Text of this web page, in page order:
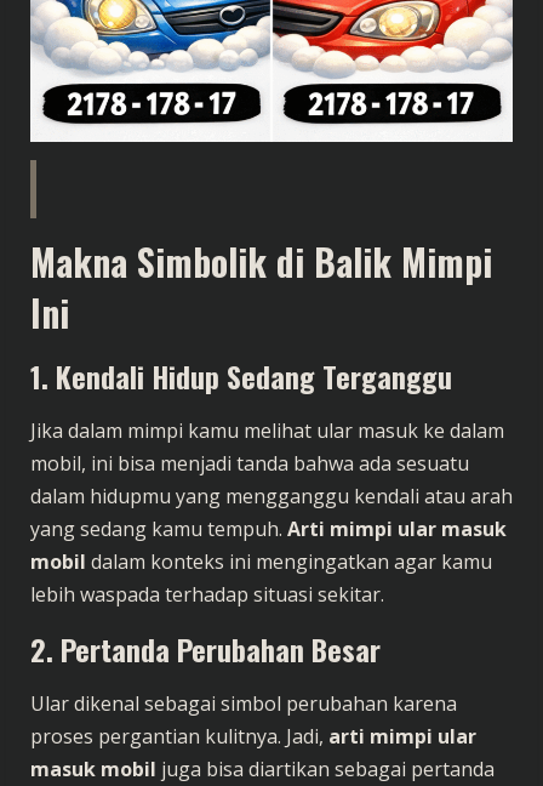
Makna Simbolik di Balik Mimpi
Ini
1. Kendali Hidup Sedang Terganggu
Jika dalam mimpi kamu melihat ular masuk ke dalam
mobil, ini bisa menjadi tanda bahwa ada sesuatu
dalam hidupmu yang mengganggu kendali atau arah
yang sedang kamu tempuh. Arti mimpi ular masuk
mobil dalam konteks ini mengingatkan agar kamu
lebih waspada terhadap situasi sekitar.
2. Pertanda Perubahan Besar
Ular dikenal sebagai simbol perubahan karena
proses pergantian kulitnya. Jadi, arti mimpi ular
masuk mobil juga bisa diartikan sebagai pertanda